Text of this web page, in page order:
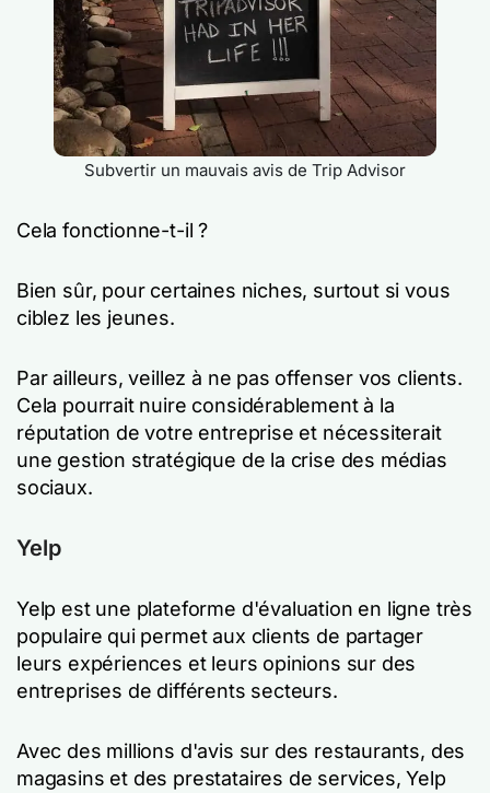
Subvertir un mauvais avis de Trip Advisor
Cela fonctionne-t-il ?
Bien sûr, pour certaines niches, surtout si vous
ciblez les jeunes.
Par ailleurs, veillez à ne pas offenser vos clients.
Cela pourrait nuire considérablement à la
réputation de votre entreprise et nécessiterait
une gestion stratégique de la crise des médias
sociaux.
Yelp
Yelp est une plateforme d'évaluation en ligne très
populaire qui permet aux clients de partager
leurs expériences et leurs opinions sur des
entreprises de différents secteurs.
Avec des millions d'avis sur des restaurants, des
magasins et des prestataires de services, Yelp